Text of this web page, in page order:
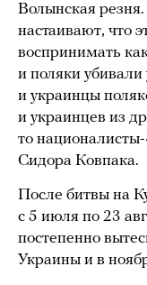
Волынская
настаивают, что
воспринимать
и поляки убивали
и украинцы
и украинцев из
то
Сидора Ковпака.
После битвы на
с 5 июля по 23
постепенно
Украины и в